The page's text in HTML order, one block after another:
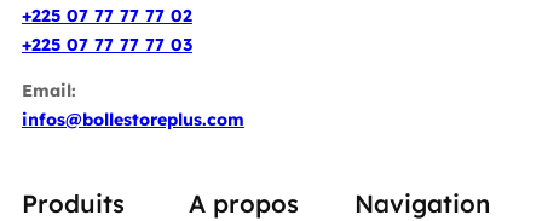
+225 07 77 77 77 02
+225 07 77 77 77 03
Email:
infos@bollestoreplus.com
Produits A propos Navigation